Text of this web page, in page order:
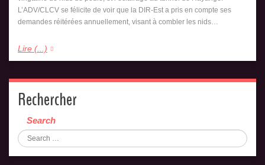
L’ADV/CLCV se félicite de voir que la DIR-Est a pris en compte ses
demandes réitérées annuellement, visant à combler les nids…
Lire (...)
Rechercher
Search